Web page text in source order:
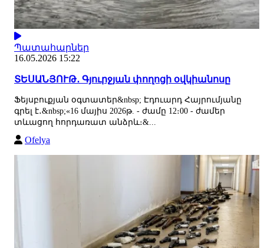
Պատահարներ
16.05.2026 15:22
ՏԵՍԱՆՅՈՒԹ․ Գյուրջյան փողոցի օվկիանոսը
Ֆեյսբուքյան օգտատեր&nbsp; Էդուարդ Հայրումյանը
գրել է․&nbsp;«16 մայիս 2026թ. - ժամը 12։00 - ժամեր
տևացող հորդառատ անձրև։&...
Ofelya